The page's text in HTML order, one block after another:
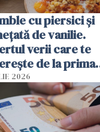
cu piersici și
de vanilie.
verii care te
de la prima
2026